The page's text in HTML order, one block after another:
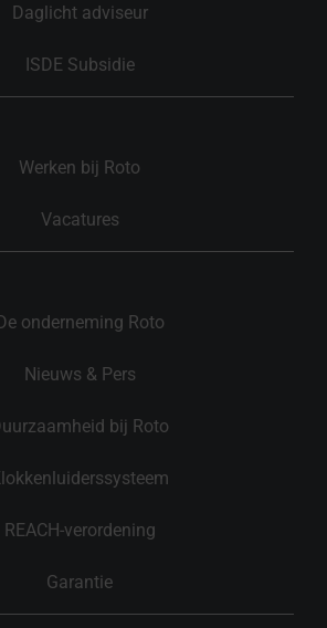
Daglicht adviseur
ISDE Subsidie
Werken bij Roto
Vacatures
onderneming Roto
Nieuws & Pers
bij Roto
REACH-verordening
Garantie